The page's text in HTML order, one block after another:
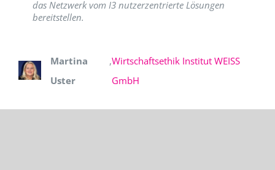
das Netzwerk vom I3 nutzerzentrierte Lösungen
bereitstellen.
Martina
Uster
,Wirtschaftsethik Institut WEISS
GmbH